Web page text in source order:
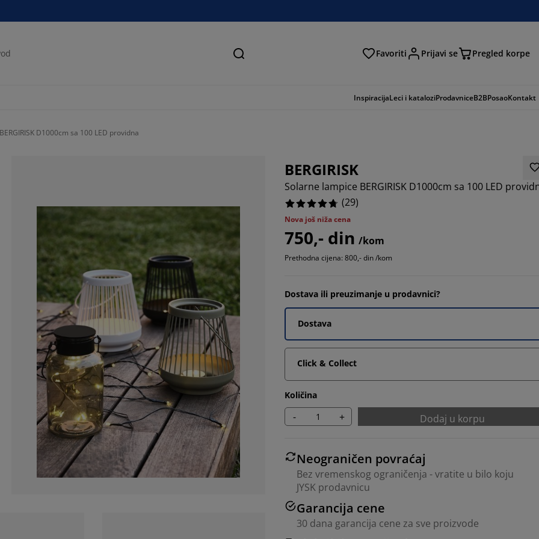
Pretraga Favoriti Prijavi se Pregled korpe
InspiracijaLeci i kataloziProdavniceB2BPosaoKontakt
D1000cm sa 100 LED providna
BERGIRISK
Solarne lampice BERGIRISK D1000cm sa 100 LED
(29)
Nova još niža cena
750,- din /kom
Prethodna cijena: 800,- din /kom
Dostava ili preuzimanje u prodavnici?
Dostava
Click & Collect
Količina
- + Dodaj u korpu
Neograničen povraćaj
Bez vremenskog ograničenja - vratite u bilo koju
JYSK prodavnicu
Garancija cene
30 dana garancija cene za sve proizvode
86.20689655172413%
6.896551724137931%
6.896551724137931%